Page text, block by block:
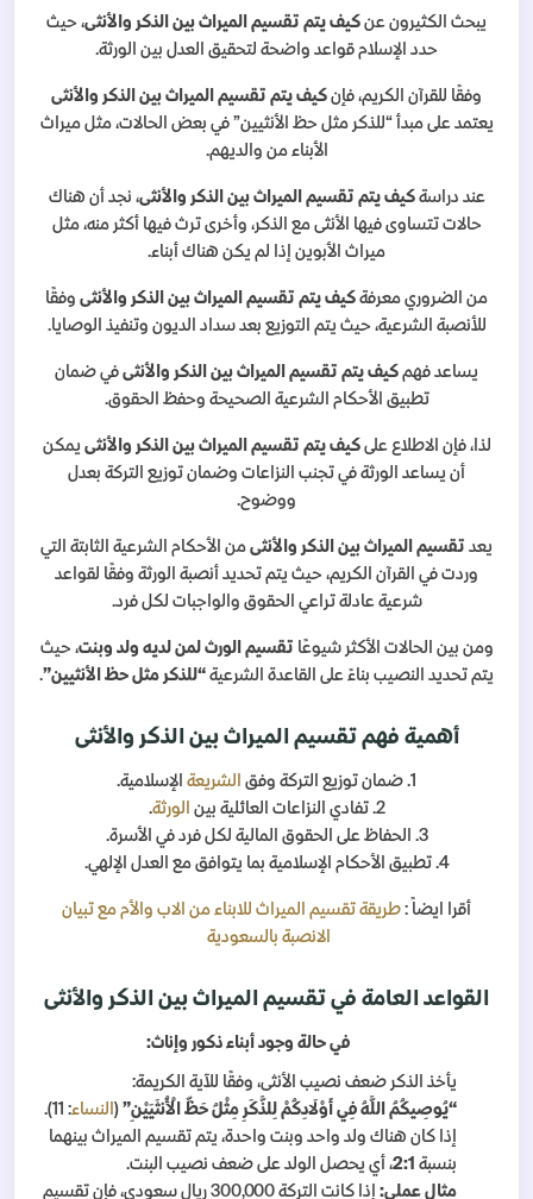
يبحث الكثيرون عن كيف يتم تقسيم الميراث بين الذكر والأنثى، حيث
حدد الإسلام قواعد واضحة لتحقيق العدل بين الورثة.
وفقًا للقرآن الكريم، فإن كيف يتم تقسيم الميراث بين الذكر والأنثى
يعتمد على مبدأ “للذكر مثل حظ الأنثيين” في بعض الحالات، مثل ميراث
الأبناء من والديهم.
عند دراسةكيف يتم تقسيم الميراث بين الذكر والأنثى، نجد أن هناك
حالات تتساوى فيها الأنثى مع الذكر، وأخرى ترث فيها أكثر منه، مثل
ميراث الأبوين إذا لم يكن هناك أبناء.
من الضروري معرفة كيف يتم تقسيم الميراث بين الذكر والأنثى وفقًا
للأنصبة الشرعية، حيث يتم التوزيع بعد سداد الديون وتنفيذ الوصايا.
يساعد فهم كيف يتم تقسيم الميراث بين الذكر والأنثى في ضمان
تطبيق الأحكام الشرعية الصحيحة وحفظ الحقوق.
لذا، فإن الاطلاع علىكيف يتم تقسيم الميراث بين الذكر والأنثى يمكن
أن يساعد الورثة في تجنب النزاعات وضمان توزيع التركة بعدل
ووضوح.
يعد تقسيم الميراث بين الذكر والأنثى من الأحكام الشرعية الثابتة التي
وردت في القرآن الكريم، حيث يتم تحديد أنصبة الورثة وفقًا لقواعد
شرعية عادلة تراعي الحقوق والواجبات لكل فرد.
ومن بين الحالات الأكثر شيوعًا تقسيم الورث لمن لديه ولد وبنت، حيث
يتم تحديد النصيب بناءً على القاعدة الشرعية “للذكر مثل حظ الأنثيين”.
أهمية فهم تقسيم الميراث بين الذكر والأنثى
1. ضمان توزيع التركة وفق الشريعة الإسلامية.
2. تفادي النزاعات العائلية بين
الورثة.
3. الحفاظ على الحقوق المالية لكل فرد في الأسرة.
4. تطبيق الأحكام الإسلامية بما يتوافق مع العدل الإلهي.
أقرا ايضاً : طريقة تقسيم الميراث للابناء من الاب والأم مع تبيان
الانصبة بالسعودية
القواعد العامة في تقسيم الميراث بين الذكر والأنثى
في حالة وجود أبناء ذكور وإناث:
يأخذ الذكر ضعف نصيب الأنثى، وفقًا للآية الكريمة:
“يُوصِيكُمُ اللَّهُ فِي أَوْلَادِكُمْ لِلذَّكَرِ مِثْلُ حَظِّ الْأُنثَيَيْنِ” ( النساء: 11).
إذا كان هناك ولد واحد وبنت واحدة، يتم تقسيم الميراث بينهما
بنسبة 2:1، أي يحصل الولد على ضعف نصيب البنت.
مثال عملي:
إذا كانت التركة 300,000 ريال سعودي، فإن تقسيم